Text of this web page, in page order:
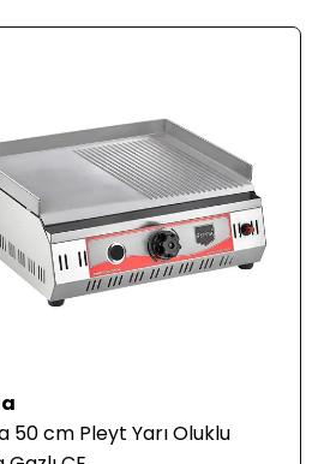
50 cm Pleyt Yarı Oluklu